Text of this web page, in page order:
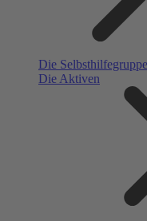
Die
Die Aktiven